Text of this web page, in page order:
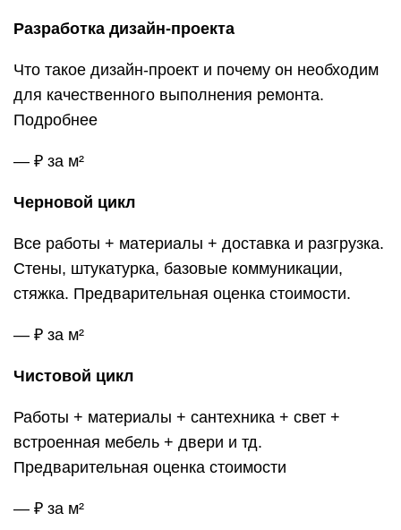
Разработка дизайн-проекта
Что такое дизайн-проект и почему он необходим
для качественного выполнения ремонта.
Подробнее
— ₽ за м²
Черновой цикл
Все работы + материалы + доставка и разгрузка.
Стены, штукатурка, базовые коммуникации,
стяжка. Предварительная оценка стоимости.
— ₽ за м²
Чистовой цикл
Работы + материалы + сантехника + свет +
встроенная мебель + двери и тд.
Предварительная оценка стоимости
— ₽ за м²